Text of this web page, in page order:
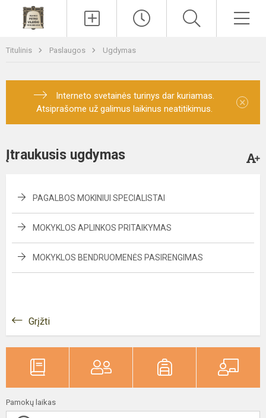
Titulinis Paslaugos Ugdymas
Interneto svetainės turinys dar kuriamas.
Atsiprašome už galimus laikinus neatitikimus.
×
Įtraukusis ugdymas
PAGALBOS MOKINIUI SPECIALISTAI
MOKYKLOS APLINKOS PRITAIKYMAS
MOKYKLOS BENDRUOMENĖS PASIRENGIMAS
Grįžti
Pamokų laikas